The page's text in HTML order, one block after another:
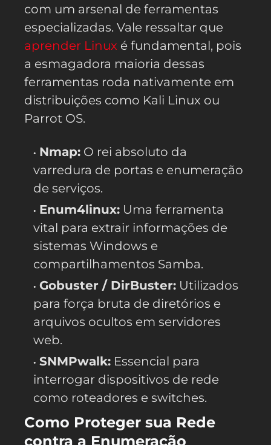
com um arsenal de ferramentas
especializadas. Vale ressaltar que
aprender Linux é fundamental, pois
a esmagadora maioria dessas
ferramentas roda nativamente em
distribuições como Kali Linux ou
Parrot OS.
Nmap: O rei absoluto da
varredura de portas e enumeração
de serviços.
Enum4linux: Uma ferramenta
vital para extrair informações de
sistemas Windows e
compartilhamentos Samba.
Gobuster / DirBuster: Utilizados
para força bruta de diretórios e
arquivos ocultos em servidores
web.
SNMPwalk: Essencial para
interrogar dispositivos de rede
como roteadores e switches.
Como Proteger sua Rede
contra a Enumeração